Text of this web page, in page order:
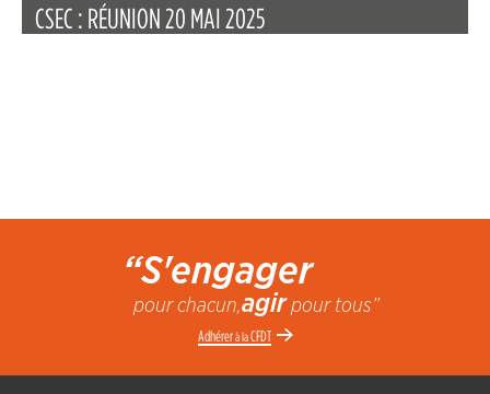
CSEC : RÉUNION 20 MAI 2025
“S'engager
pour chacun,agirpour tous”
Adhérerà laCFDT